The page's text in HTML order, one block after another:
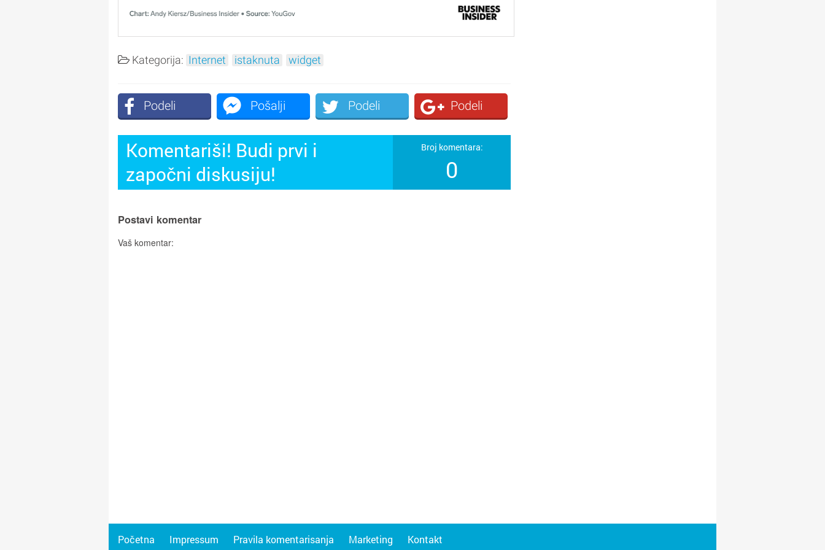
Kategorija: Internet istaknuta widget
Podeli Pošalji Podeli Podeli
Komentariši! Budi prvi i
započni diskusiju!
Broj komentara:
0
Postavi komentar
Vaš komentar:
Početna Impressum Pravila komentarisanja Marketing Kontakt